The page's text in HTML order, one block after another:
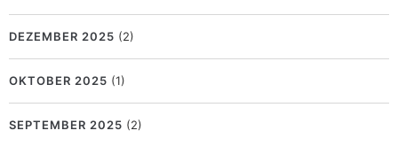
DEZEMBER 2025 (2)
OKTOBER 2025 (1)
SEPTEMBER 2025 (2)